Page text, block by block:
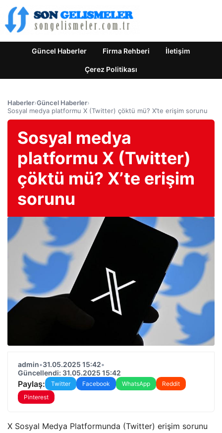
Güncel Haberler Firma Rehberi İletişim
Çerez Politikası
Haberler›Güncel Haberler›
Sosyal medya platformu X (Twitter) çöktü mü? X’te erişim sorunu
Sosyal medya
platformu X (Twitter)
çöktü mü? X’te erişim
sorunu
admin•31.05.2025 15:42•
Güncellendi: 31.05.2025 15:42
Paylaş: Twitter Facebook WhatsApp
Reddit
Pinterest
X Sosyal Medya Platformunda (Twitter) erişim sorunu